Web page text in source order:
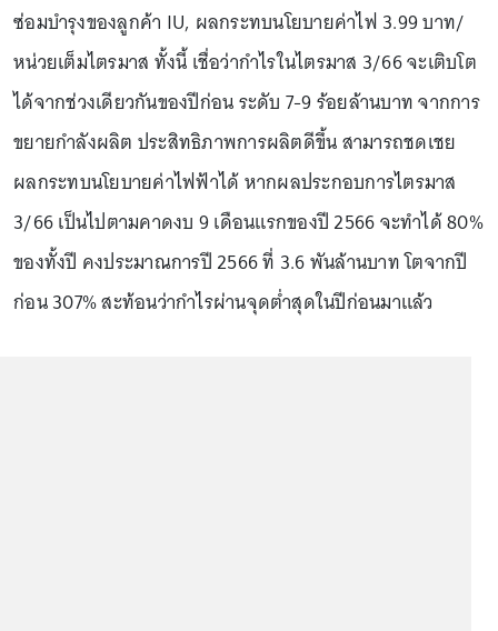
ซ่อมบำรุงของลูกค้า IU, ผลกระทบนโยบายค่าไฟ 3.99 บาท/
หน่วยเต็มไตรมาส ทั้งนี้ เชื่อว่ากำไรในไตรมาส 3/66 จะเติบโต
ได้จากช่วงเดียวกันของปีก่อน ระดับ 7-9 ร้อยล้านบาท จากการ
ขยายกำลังผลิต ประสิทธิภาพการผลิตดีขึ้น สามารถชดเชย
ผลกระทบนโยบายค่าไฟฟ้าได้ หากผลประกอบการไตรมาส
3/66 เป็นไปตามคาดงบ 9 เดือนแรกของปี 2566 จะทำได้ 80%
ของทั้งปี คงประมาณการปี 2566 ที่ 3.6 พันล้านบาท โตจากปี
ก่อน 307% สะท้อนว่ากำไรผ่านจุดต่ำสุดในปีก่อนมาแล้ว